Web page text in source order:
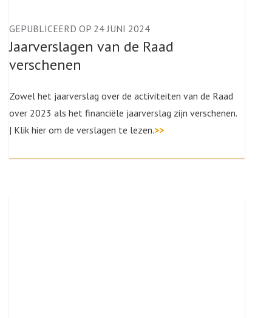
GEPUBLICEERD OP 24 JUNI 2024
Jaarverslagen van de Raad
verschenen
Zowel het jaarverslag over de activiteiten van de Raad
over 2023 als het financiële jaarverslag zijn verschenen.
| Klik hier om de verslagen te lezen.>>